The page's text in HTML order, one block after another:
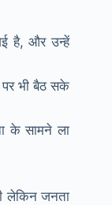
है, और उन्हें
भी बैठ सके
के सामने ला
लेकिन जनता